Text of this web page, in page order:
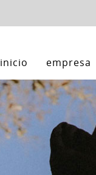
inicio empresa